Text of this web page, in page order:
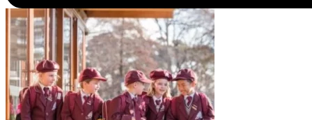
지도에서 보기